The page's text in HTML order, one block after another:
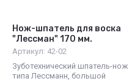
Нож-шпатель для воска
"Лессман" 170 мм.
Артикул: 42-02
Зуботехнический шпатель-нож
типа Лессманн, большой